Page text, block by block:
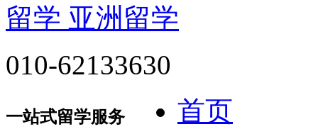
留学 亚洲留学
010-62133630
一站式留学服务
首页